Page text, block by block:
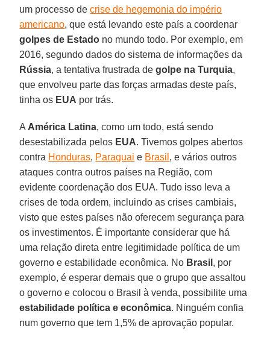
um processo decrise de hegemonia do império
americano, que está levando este país a coordenar
golpes de Estado no mundo todo. Por exemplo, em
2016, segundo dados do sistema de informações da
Rússia, a tentativa frustrada degolpe na Turquia,
que envolveu parte das forças armadas deste país,
tinha os EUA por trás.
A América Latina, como um todo, está sendo
desestabilizada pelos EUA. Tivemos golpes abertos
contra Honduras, Paraguai e Brasil , e vários outros
ataques contra outros países na Região, com
evidente coordenação dos EUA. Tudo isso leva a
crises de toda ordem, incluindo as crises cambiais,
visto que estes países não oferecem segurança para
os investimentos. É importante considerar que há
uma relação direta entre legitimidade política de um
governo e estabilidade econômica. No Brasil , por
exemplo, é esperar demais que o grupo que assaltou
o governo e colocou o Brasil à venda, possibilite uma
estabilidade política e econômica. Ninguém confia
num governo que tem 1,5% de aprovação popular.